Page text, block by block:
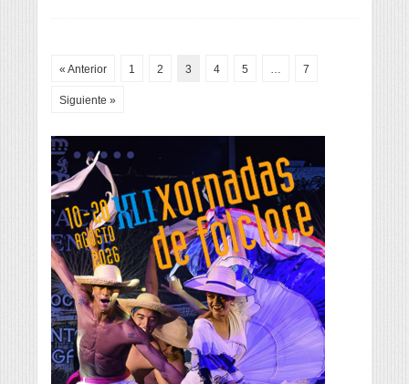
« Anterior 1 2 3 4 5 … 7
Siguiente »